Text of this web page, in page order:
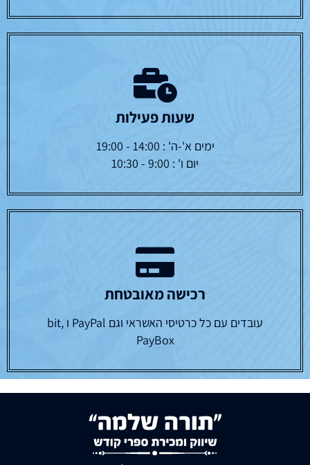
שעות פעילות
ימים א'-ה' : 14:00 - 19:00
יום ו' : 9:00 - 10:30
רכישה מאובטחת
עובדים עם כל כרטיסי האשראי וגם PayPal ו bit,
PayBox